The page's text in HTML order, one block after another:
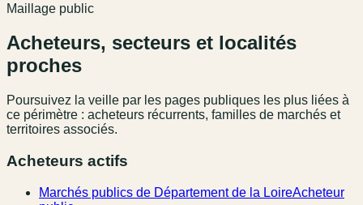
Maillage public
Acheteurs, secteurs et localités
proches
Poursuivez la veille par les pages publiques les plus liées à
ce périmètre : acheteurs récurrents, familles de marchés et
territoires associés.
Acheteurs actifs
Marchés publics de Département de la LoireAcheteur